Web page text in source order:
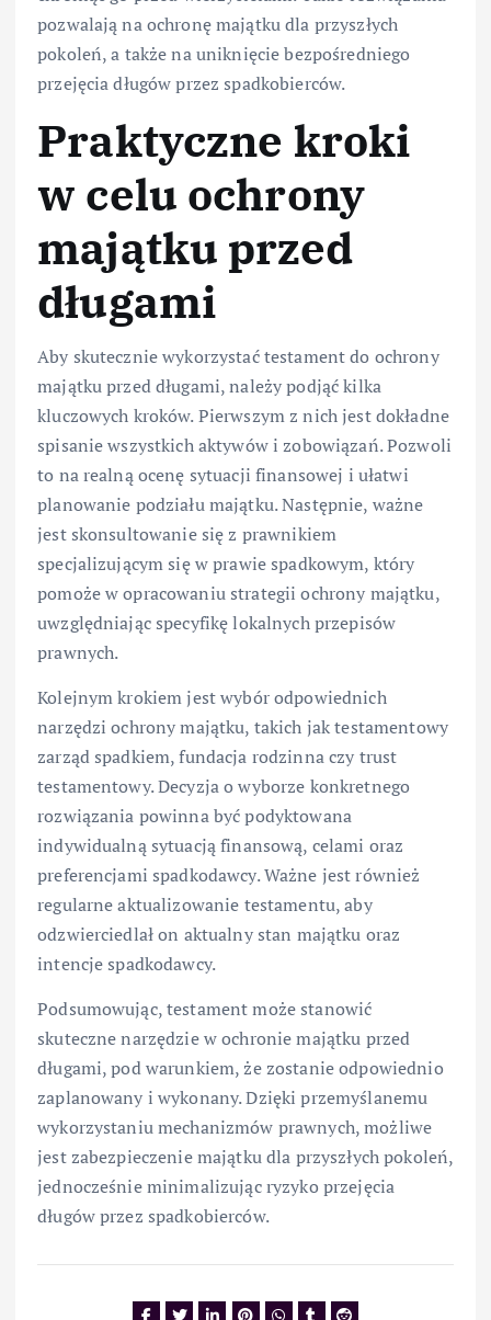
pozwalają na ochronę majątku dla przyszłych
pokoleń, a także na uniknięcie bezpośredniego
przejęcia długów przez spadkobierców.
Praktyczne kroki
w celu ochrony
majątku przed
długami
Aby skutecznie wykorzystać testament do ochrony
majątku przed długami, należy podjąć kilka
kluczowych kroków. Pierwszym z nich jest dokładne
spisanie wszystkich aktywów i zobowiązań. Pozwoli
to na realną ocenę sytuacji finansowej i ułatwi
planowanie podziału majątku. Następnie, ważne
jest skonsultowanie się z prawnikiem
specjalizującym się w prawie spadkowym, który
pomoże w opracowaniu strategii ochrony majątku,
uwzględniając specyfikę lokalnych przepisów
prawnych.
Kolejnym krokiem jest wybór odpowiednich
narzędzi ochrony majątku, takich jak testamentowy
zarząd spadkiem, fundacja rodzinna czy trust
testamentowy. Decyzja o wyborze konkretnego
rozwiązania powinna być podyktowana
indywidualną sytuacją finansową, celami oraz
preferencjami spadkodawcy. Ważne jest również
regularne aktualizowanie testamentu, aby
odzwierciedlał on aktualny stan majątku oraz
intencje spadkodawcy.
Podsumowując, testament może stanowić
skuteczne narzędzie w ochronie majątku przed
długami, pod warunkiem, że zostanie odpowiednio
zaplanowany i wykonany. Dzięki przemyślanemu
wykorzystaniu mechanizmów prawnych, możliwe
jest zabezpieczenie majątku dla przyszłych pokoleń,
jednocześnie minimalizując ryzyko przejęcia
długów przez spadkobierców.